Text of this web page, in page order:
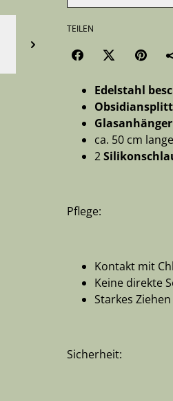
TEILEN
Edelstahl
Glasanhänger
ca. 50 cm
2
Pflege:
Kontakt mit
Keine direkte
Starkes
Sicherheit: